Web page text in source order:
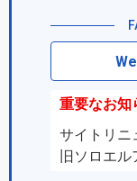
重要なお知
サイトリニ
旧ソロエ